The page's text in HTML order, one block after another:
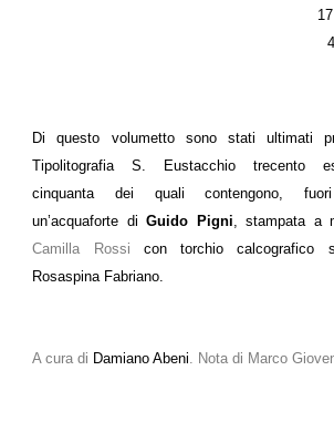
Di questo volumetto sono stati ultimati
Tipolitografia S. Eustacchio trecento
cinquanta dei quali contengono,
un’acquaforte diGuido Pigni , stampata a
Camilla Rossi con torchio calcografico
Rosaspina Fabriano.
A cura di Damiano Abeni . Nota di Marco